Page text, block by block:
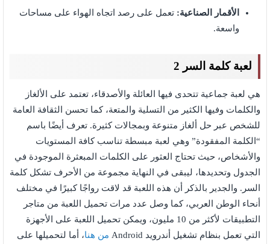
الأقمار الصناعية: تعمل على رصد اتجاه الهواء على مساحات
واسعة.
لعبة كلمة السر 2
هي لعبة جماعية تتحدى فيها العائلة والأصدقاء، تعتمد على الألغاز
والكلمات وفيها الكثير من التسلية والمتعة، كما تحسن الثقافة العامة
للشخص عبر حل ألغاز متنوعة وبمجالات كثيرة. تعرف أيضًا باسم
“الكلمة المفقودة” وهي لعبة مبسطة تناسب كافة المستويات
والأشخاص، حيث تحتاج العثور على الكلمات المبعثرة الموجودة في
الجدول وتحديدها، ليبقى في النهاية مجموعة من الأحرف تشكل كلمة
السر. والجدير بالذكر أن هذه اللعبة قد لاقت رواجًا كبيرًا في مختلف
أنحاء الوطن العربي، كما وصل عدد مرات تحميل اللعبة من متاجر
التطبيقات لأكثر من 10 مليون، ويمكن تحميل اللعبة على الأجهزة
التي تعمل بنظام تشغيل أندرويد Android
من هنا، أما لتحميلها على